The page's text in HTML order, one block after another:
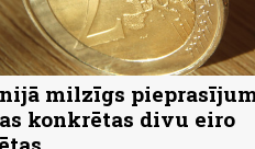
milzīgs
konkrētas divu eiro